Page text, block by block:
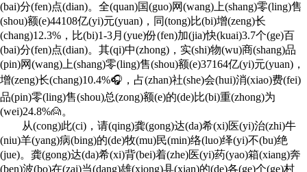
(bai)分(fen)点(dian)。全(quan)国(guo)网(wang)上(shang)零(ling)售
(shou)额(e)44108亿(yi)元(yuan)，同(tong)比(bi)增(zeng)长
(chang)12.3%，比(bi)1-3月(yue)份(fen)加(jia)快(kuai)3.7个(ge)百
(bai)分(fen)点(dian)。其(qi)中(zhong)，实(shi)物(wu)商(shang)品
(pin)网(wang)上(shang)零(ling)售(shou)额(e)37164亿(yi)元(yuan)，
增(zeng)长(chang)10.4%🎧，占(zhan)社(she)会(hui)消(xiao)费(fei)
品(pin)零(ling)售(shou)总(zong)额(e)的(de)比(bi)重(zhong)为
(wei)24.8%🙍。
从(cong)此(ci)，请(qing)龚(gong)达(da)希(xi)医(yi)治(zhi)牛
(niu)羊(yang)病(bing)的(de)牧(mu)民(min)络(luo)绎(yi)不(bu)绝
(jue)。龚(gong)达(da)希(xi)背(bei)着(zhe)医(yi)药(yao)箱(xiang)奔
(ben)波(bo)在(zai)当(dang)雄(xiong)县(xian)的(de)各(ge)个(ge)村